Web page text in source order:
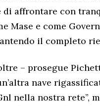
di affrontare con
Mase e come
il completo
– prosegue
nave
nella nostra rete”,